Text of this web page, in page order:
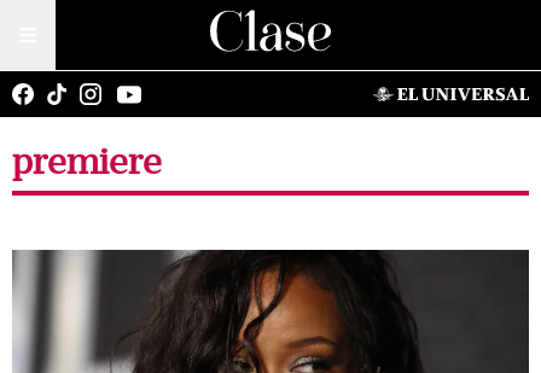
premiere